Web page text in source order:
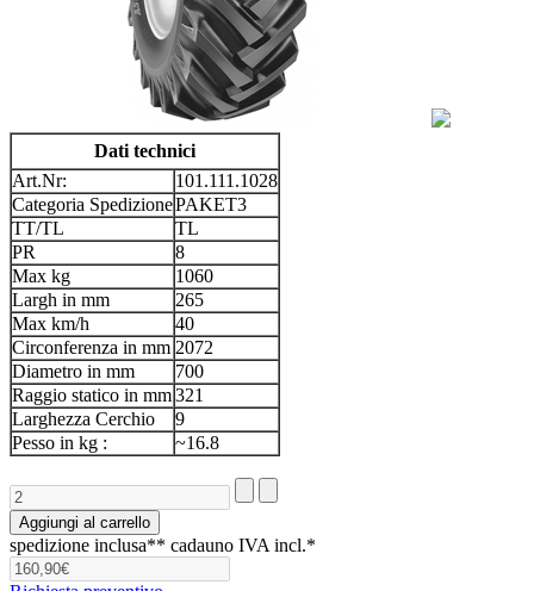
Dati technici
Art.Nr:
101.111.1028
Categoria SpedizionePAKET3
TT/TL
TL
PR
8
Max kg
1060
Largh in mm
265
Max km/h
40
Circonferenza in mm 2072
Diametro in mm
700
Raggio statico in mm321
Larghezza Cerchio
9
Pesso in kg :
~16.8
spedizione inclusa** cadauno IVA incl.*